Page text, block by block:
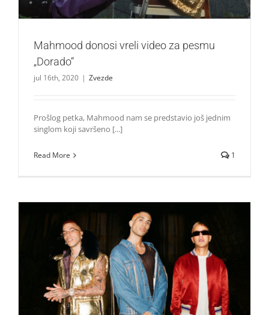
Mahmood donosi vreli video za pesmu
„Dorado“
jul 16th, 2020 | Zvezde
Prošlog petka, Mahmood nam se predstavio još jednim
singlom koji savršeno [...]
Read More 1
Mahmood novim singlom „Dorado“ nastavlja muzičku
avanturu
Zvezde